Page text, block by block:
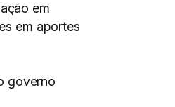
em
em aportes
governo